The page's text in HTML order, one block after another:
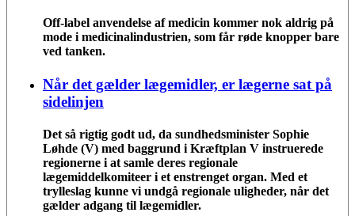
Off-label anvendelse af medicin kommer nok aldrig på
mode i medicinalindustrien, som får røde knopper bare
ved tanken.
Når det gælder lægemidler, er lægerne sat på
sidelinjen
Det så rigtig godt ud, da sundhedsminister Sophie
Løhde (V) med baggrund i Kræftplan V instruerede
regionerne i at samle deres regionale
lægemiddelkomiteer i et enstrenget organ. Med et
trylleslag kunne vi undgå regionale uligheder, når det
gælder adgang til lægemidler.